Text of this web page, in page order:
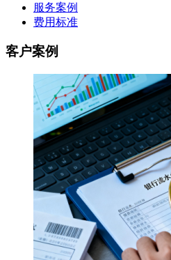
服务案例
费用标准
客户案例